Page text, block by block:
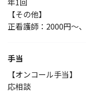
【その他】
正看護師：2000円～
手当
【オンコール手当】
応相談